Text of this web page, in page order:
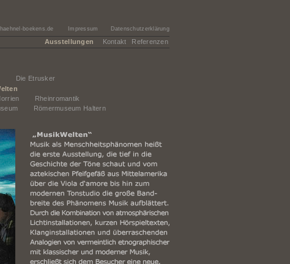
boekens.de Impressum Datenschutzerklärung
Ausstellungen Kontakt Referenzen
Die Etrusker
Rheinromantik
Römermuseum Haltern